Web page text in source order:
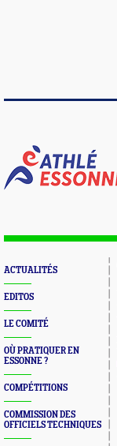
ACTUALITÉS
EDITOS
LE COMITÉ
OÙ PRATIQUER EN
ESSONNE ?
COMPÉTITIONS
COMMISSION DES
OFFICIELS TECHNIQUES